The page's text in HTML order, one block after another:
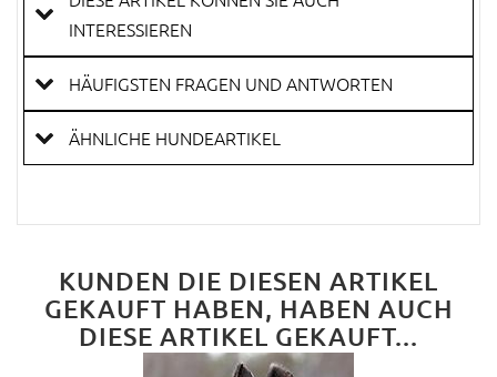
INTERESSIEREN
HÄUFIGSTEN FRAGEN UND ANTWORTEN
ÄHNLICHE HUNDEARTIKEL
KUNDEN DIE DIESEN ARTIKEL
GEKAUFT HABEN, HABEN AUCH
DIESE ARTIKEL GEKAUFT...